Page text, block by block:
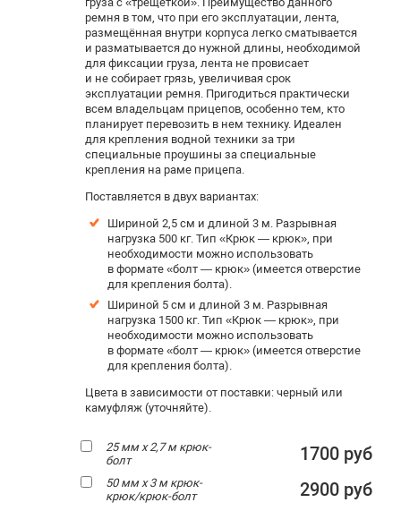
ремня в том, что при его эксплуатации, лента,
размещённая внутри корпуса легко сматывается
и разматывается до нужной длины, необходимой
для фиксации груза, лента не провисает
и не собирает грязь, увеличивая срок
эксплуатации ремня. Пригодиться практически
всем владельцам прицепов, особенно тем, кто
планирует перевозить в нем технику. Идеален
для крепления водной техники за три
специальные проушины за специальные
крепления на раме прицепа.
Поставляется в двух вариантах:
Шириной 2,5 см и длиной 3 м. Разрывная
нагрузка 500 кг. Тип «Крюк — крюк», при
необходимости можно использовать
в формате «болт — крюк» (имеется отверстие
для крепления болта).
Шириной 5 см и длиной 3 м. Разрывная
нагрузка 1500 кг. Тип «Крюк — крюк», при
необходимости можно использовать
в формате «болт — крюк» (имеется отверстие
для крепления болта).
Цвета в зависимости от поставки: черный или
камуфляж (уточняйте).
25 мм х 2,7 м крюк-
болт
1700 руб
50 мм х 3 м крюк-
крюк/крюк-болт
2900 руб